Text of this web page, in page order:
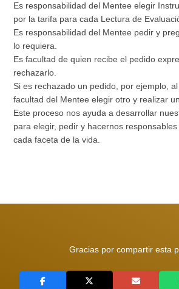
Es responsabilidad del Mentee elegir
por la tarifa para cada Lectura de
Es responsabilidad del Mentee pedir y
lo requiera.
Es facultad de quien recibe el pedido
rechazarlo.
Si es rechazado un pedido, por ejemplo,
facultad del Mentee elegir otro y realizar
Este proceso nos ayuda a desarrollar
para elegir, pedir y hacernos
cada faceta de la vida.
Gracias por compartir esta